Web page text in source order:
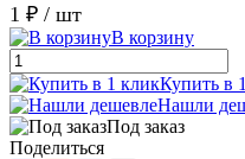
1 ₽ / шт
В корзину
Купить в
Нашли
Под заказ
Поделиться